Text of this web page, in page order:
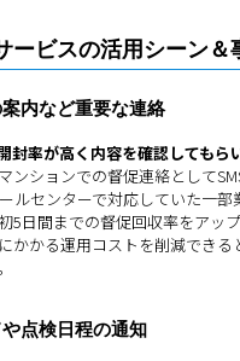
ービスの活用シーン＆
内など重要な連絡
封率が高く内容を確認してもら
ンションでの督促連絡として
ルセンターで対応していた一部
5日間までの督促回収率をアッ
かかる運用コストを削減できる
点検日程の通知